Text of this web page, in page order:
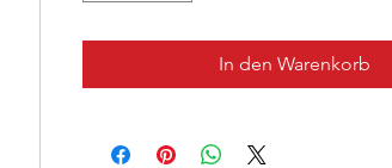
In den Warenkorb